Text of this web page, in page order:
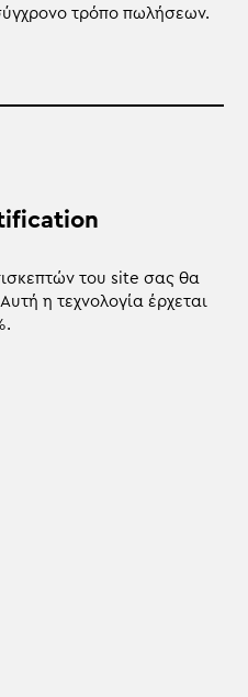
τρόπο πωλήσεων.
του site σας θα
η τεχνολογία έρχεται